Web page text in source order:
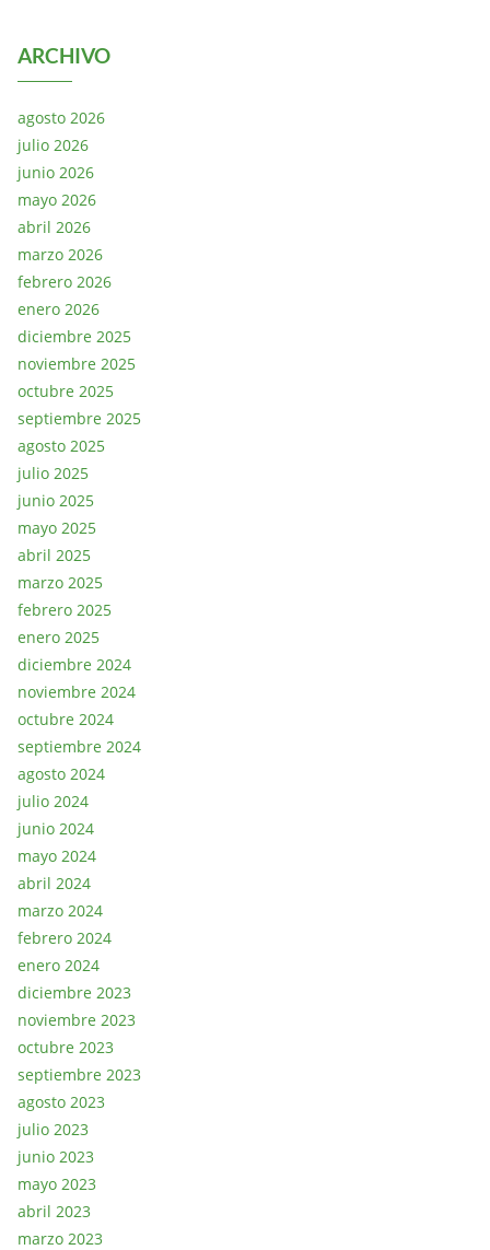
ARCHIVO
agosto 2026
julio 2026
junio 2026
mayo 2026
abril 2026
marzo 2026
febrero 2026
enero 2026
diciembre 2025
noviembre 2025
octubre 2025
septiembre 2025
agosto 2025
julio 2025
junio 2025
mayo 2025
abril 2025
marzo 2025
febrero 2025
enero 2025
diciembre 2024
noviembre 2024
octubre 2024
septiembre 2024
agosto 2024
julio 2024
junio 2024
mayo 2024
abril 2024
marzo 2024
febrero 2024
enero 2024
diciembre 2023
noviembre 2023
octubre 2023
septiembre 2023
agosto 2023
julio 2023
junio 2023
mayo 2023
abril 2023
marzo 2023